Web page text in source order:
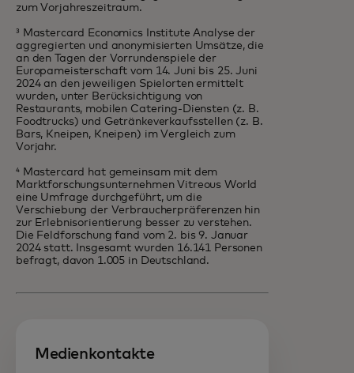
zum Vorjahreszeitraum.
³ Mastercard Economics Institute Analyse der
aggregierten und anonymisierten Umsätze, die
an den Tagen der Vorrundenspiele der
Europameisterschaft vom 14. Juni bis 25. Juni
2024 an den jeweiligen Spielorten ermittelt
wurden, unter Berücksichtigung von
Restaurants, mobilen Catering-Diensten (z. B.
Foodtrucks) und Getränkeverkaufsstellen (z. B.
Bars, Kneipen, Kneipen) im Vergleich zum
Vorjahr.
⁴ Mastercard hat gemeinsam mit dem
Marktforschungsunternehmen Vitreous World
eine Umfrage durchgeführt, um die
Verschiebung der Verbraucherpräferenzen hin
zur Erlebnisorientierung besser zu verstehen.
Die Feldforschung fand vom 2. bis 9. Januar
2024 statt. Insgesamt wurden 16.141 Personen
befragt, davon 1.005 in Deutschland.
Medienkontakte